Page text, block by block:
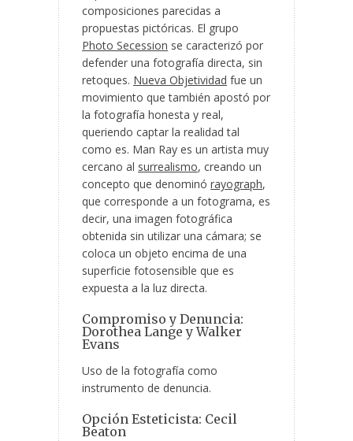
composiciones parecidas a
propuestas pictóricas. El grupo
Photo Secession se caracterizó por
defender una fotografía directa, sin
retoques. Nueva Objetividad fue un
movimiento que también apostó por
la fotografía honesta y real,
queriendo captar la realidad tal
como es. Man Ray es un artista muy
cercano al surrealismo, creando un
concepto que denominó rayograph,
que corresponde a un fotograma, es
decir, una imagen fotográfica
obtenida sin utilizar una cámara; se
coloca un objeto encima de una
superficie fotosensible que es
expuesta a la luz directa.
Compromiso y Denuncia:
Dorothea Lange y Walker
Evans
Uso de la fotografía como
instrumento de denuncia.
Opción Esteticista: Cecil
Beaton